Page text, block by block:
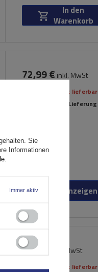
In den
Warenkorb
72,99 € inkl. MwSt
Aktuell nicht lieferbar
Individuelle Lieferung
Produkt anzeigen
4,99 € inkl. MwSt
Aktuell nicht lieferbar
Sie
Informationen
Immer aktiv